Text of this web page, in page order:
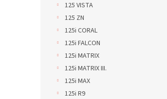
125 VISTA
125 ZN
125i CORAL
125i FALCON
125i MATRIX
125i MATRIX III.
125i MAX
125i R9